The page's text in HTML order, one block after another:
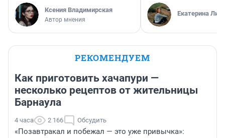
Ксения Владимирская
Автор мнения
Екатерина
РЕКОМЕНДУЕМ
Как приготовить хачапури —
несколько рецептов от жительницы
Барнаула
4 часа 2 166 Обсудить
«Позавтракал и побежал — это уже привычка»: